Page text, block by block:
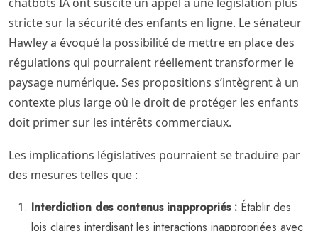
stricte sur la sécurité des enfants en ligne. Le sénateur
Hawley a évoqué la possibilité de mettre en place des
régulations qui pourraient réellement transformer le
paysage numérique. Ses propositions s’intègrent à un
contexte plus large où le droit de protéger les enfants
doit primer sur les intérêts commerciaux.
Les implications législatives pourraient se traduire par
des mesures telles que :
Interdiction des contenus inappropriés : Établir des
lois claires interdisant les interactions inappropriées avec